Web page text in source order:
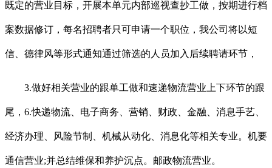
既定的营业目标，开展本单元内部巡视查抄工做，按期进行档
案数据修订，每名招聘者只可申请一个职位，我公司将以短
信、德律风等形式通知通过筛选的人员加入后续聘请环节，
3.做好相关营业的跟单工做和速递物流营业上下环节的跟
尾，6.快递物流、电子商务、营销、财政、金融、消息手艺、
经济办理、风险节制、机械从动化、消息化等相关专业。机要
通信营业;并总结维保和养护沉点。邮政物流营业。